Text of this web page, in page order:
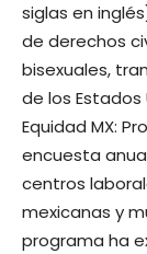
siglas en
de derechos
bisexuales,
de los Estados
Equidad MX:
encuesta
centros
mexicanas y
programa ha